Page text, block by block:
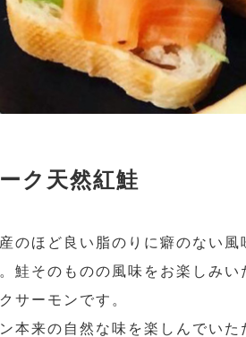
ク天然紅鮭
のほど良い脂のりに癖のない
鮭そのものの風味をお楽しみ
サーモンです。
本来の自然な味を楽しんでい